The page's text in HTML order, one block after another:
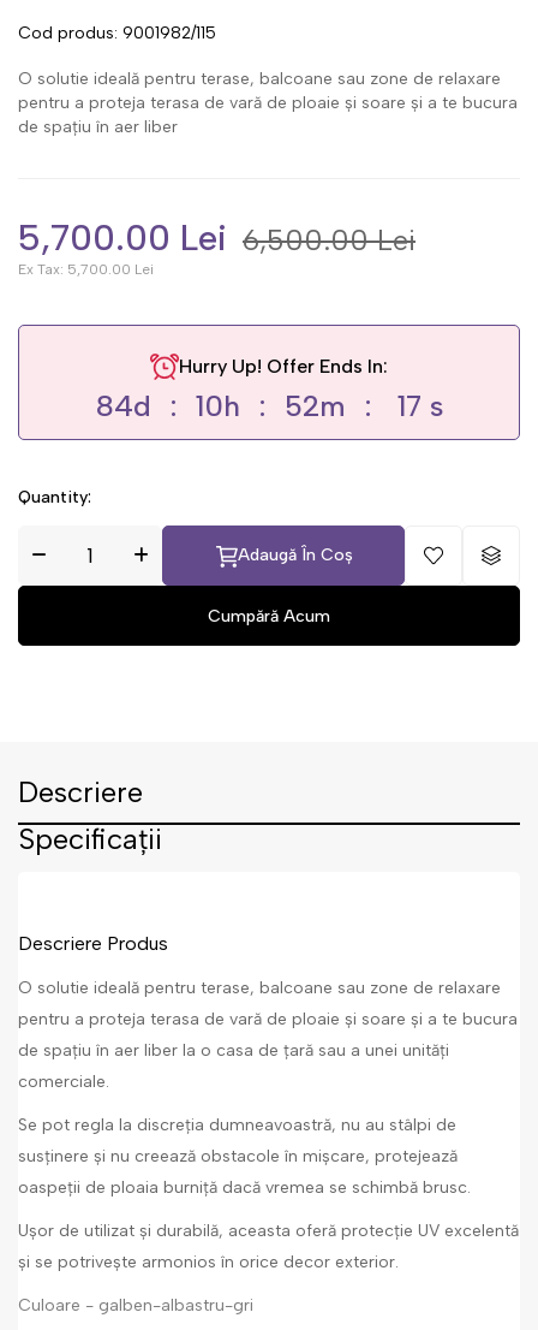
Cod produs: 9001982/115
O solutie ideală pentru terase, balcoane sau zone de relaxare
pentru a proteja terasa de vară de ploaie și soare și a te bucura
de spațiu în aer liber
5,700.00 Lei 6,500.00 Lei
Ex Tax: 5,700.00 Lei
Hurry Up! Offer Ends In:
84d 10h 52m 17 s
Quantity:
Adaugă În Coș
Descriere
Specificații
Descriere Produs
O solutie ideală pentru terase, balcoane sau zone de relaxare
pentru a proteja terasa de vară de ploaie și soare și a te bucura
de spațiu în aer liber la o casa de țară sau a unei unități
comerciale.
Se pot regla la discreția dumneavoastră, nu au stâlpi de
susținere și nu creează obstacole în mișcare, protejează
oaspeții de ploaia burniță dacă vremea se schimbă brusc.
Ușor de utilizat și durabilă, aceasta oferă protecție UV excelentă
și se potrivește armonios în orice decor exterior.
Culoare - galben-albastru-gri